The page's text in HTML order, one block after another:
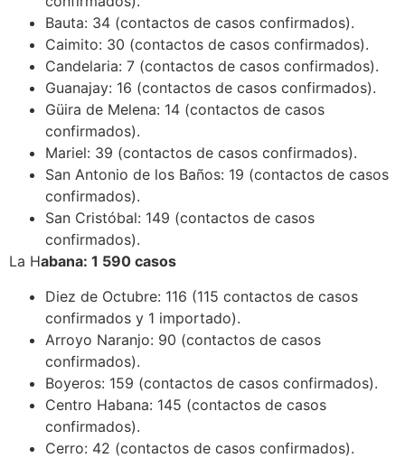
Bauta: 34 (contactos de casos confirmados).
Caimito: 30 (contactos de casos confirmados).
Candelaria: 7 (contactos de casos confirmados).
Guanajay: 16 (contactos de casos confirmados).
Güira de Melena: 14 (contactos de casos
confirmados).
Mariel: 39 (contactos de casos confirmados).
San Antonio de los Baños: 19 (contactos de casos
confirmados).
San Cristóbal: 149 (contactos de casos
confirmados).
La Habana: 1 590 casos
Diez de Octubre: 116 (115 contactos de casos
confirmados y 1 importado).
Arroyo Naranjo: 90 (contactos de casos
confirmados).
Boyeros: 159 (contactos de casos confirmados).
Centro Habana: 145 (contactos de casos
confirmados).
Cerro: 42 (contactos de casos confirmados).